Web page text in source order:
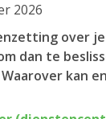
2026
over
dan te
kan